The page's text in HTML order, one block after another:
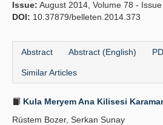
Issue: August 2014, Volume 78 -
DOI: 10.37879/belleten.2014.373
Abstract Abstract (English)
Similar Articles
Kula Meryem Ana Kilisesi
Rüstem Bozer, Serkan Sunay